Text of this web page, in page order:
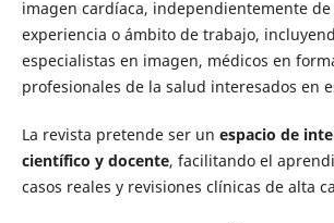
imagen cardíaca, independientemente
experiencia o ámbito de trabajo,
especialistas en imagen, médicos en
profesionales de la salud interesados en
La revista pretende ser un espacio de
científico y docente, facilitando el
casos reales y revisiones clínicas de alta